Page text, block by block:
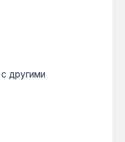
Гарантия 1 год,
другими